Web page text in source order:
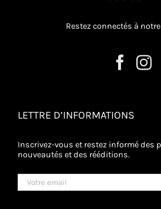
Restez connectés à
LETTRE D’INFORMATIONS
Inscrivez-vous et restez informé des
nouveautés et des rééditions.